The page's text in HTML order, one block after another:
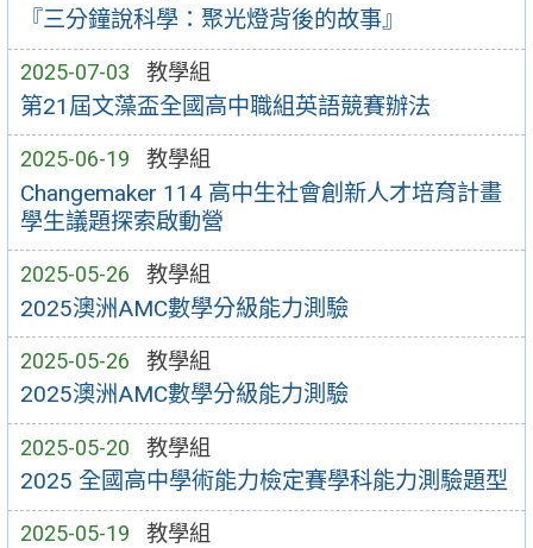
『三分鐘說科學：聚光燈背後的故事』
2025-07-03 教學組
第21屆文藻盃全國高中職組英語競賽辦法
2025-06-19 教學組
Changemaker 114 高中生社會創新人才培育計畫
學生議題探索啟動營
2025-05-26 教學組
2025澳洲AMC數學分級能力測驗
2025-05-26 教學組
2025澳洲AMC數學分級能力測驗
2025-05-20 教學組
2025 全國高中學術能力檢定賽學科能力測驗題型
2025-05-19 教學組